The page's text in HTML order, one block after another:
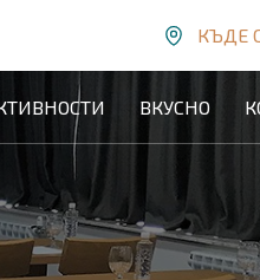
КЪДЕ
ВКУСНО